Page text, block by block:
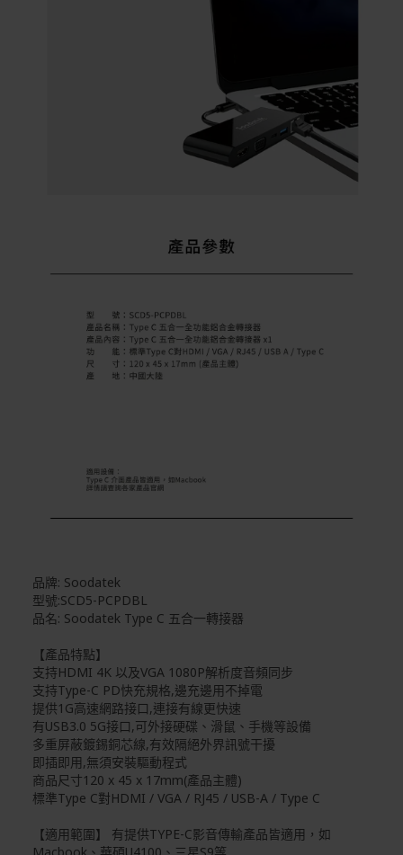
品牌: Soodatek
型號:SCD5-PCPDBL
品名: Soodatek Type C 五合一轉接器
【產品特點】
支持HDMI 4K 以及VGA 1080P解析度音頻同步
支持Type-C PD快充規格,邊充邊用不掉電
提供1G高速網路接口,連接有線更快速
有USB3.0 5G接口,可外接硬碟、滑鼠、手機等設備
多重屏蔽鍍錫銅芯線,有效隔絕外界訊號干擾
即插即用,無須安裝驅動程式
商品尺寸120 x 45 x 17mm(產品主體)
標準Type C對HDMI / VGA / RJ45 / USB-A / Type C
【適用範圍】 有提供TYPE-C影音傳輸產品皆適用，如